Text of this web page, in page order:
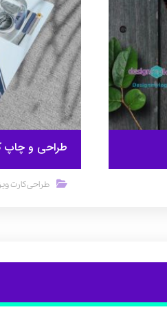
طراحی و
طراحی کارت